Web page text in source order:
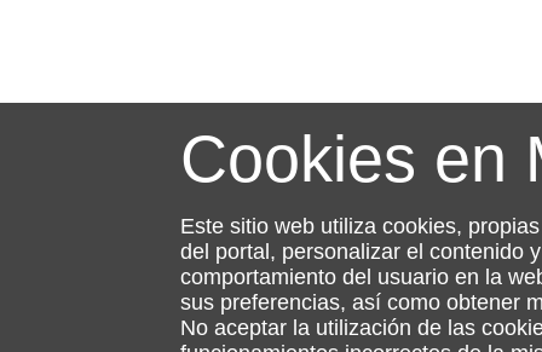
Cookies en
Este sitio web utiliza cookies,
del portal, personalizar el contenido
comportamiento del usuario en la
sus preferencias, así como obtener
No aceptar la utilización de las